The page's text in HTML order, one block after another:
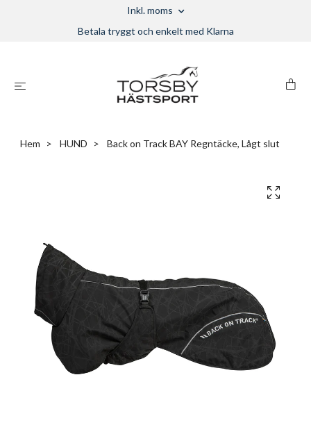
Inkl. moms
Betala tryggt och enkelt med Klarna
Hem HUND Back on Track BAY Regntäcke, Lågt slut